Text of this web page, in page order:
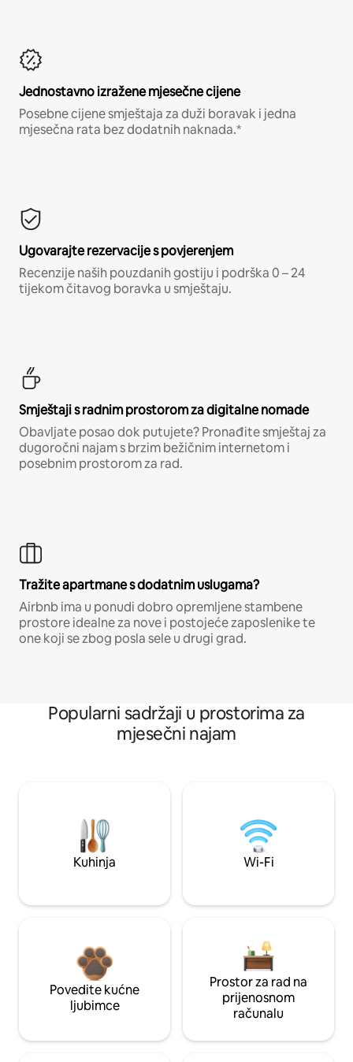
Jednostavno izražene mjesečne cijene
Posebne cijene smještaja za duži boravak i jedna
mjesečna rata bez dodatnih naknada.*
Ugovarajte rezervacije s povjerenjem
Recenzije naših pouzdanih gostiju i podrška 0 – 24
tijekom čitavog boravka u smještaju.
Smještaji s radnim prostorom za digitalne nomade
Obavljate posao dok putujete? Pronađite smještaj za
dugoročni najam s brzim bežičnim internetom i
posebnim prostorom za rad.
Tražite apartmane s dodatnim uslugama?
Airbnb ima u ponudi dobro opremljene stambene
prostore idealne za nove i postojeće zaposlenike te
one koji se zbog posla sele u drugi grad.
Popularni sadržaji u prostorima za
mjesečni najam
Kuhinja Wi-Fi
Povedite kućne
ljubimce
Prostor za rad na
prijenosnom
računalu